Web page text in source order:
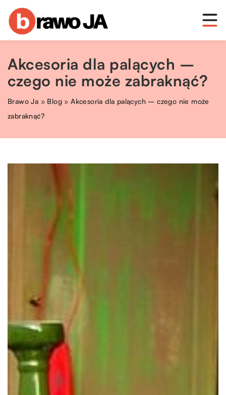
Akcesoria dla palących –
czego nie może zabraknąć?
Brawo Ja » Blog »Akcesoria dla palących – czego nie może
zabraknąć?